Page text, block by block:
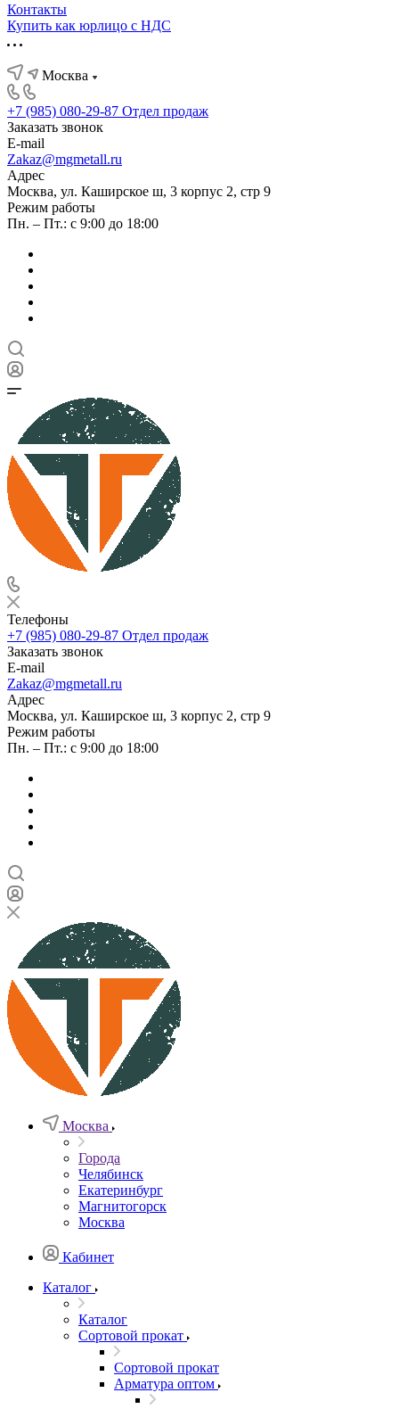
Контакты
Купить как юрлицо с НДС
Москва
+7 (985) 080-29-87 Отдел продаж
Заказать звонок
E-mail
Zakaz@mgmetall.ru
Адрес
Москва, ул. Каширское ш, 3 корпус 2, стр 9
Режим работы
Пн. – Пт.: с 9:00 до 18:00
Телефоны
+7 (985) 080-29-87 Отдел продаж
Заказать звонок
E-mail
Zakaz@mgmetall.ru
Адрес
Москва, ул. Каширское ш, 3 корпус 2, стр 9
Режим работы
Пн. – Пт.: с 9:00 до 18:00
Москва
Города
Челябинск
Екатеринбург
Магнитогорск
Москва
Кабинет
Каталог
Каталог
Сортовой прокат
Сортовой прокат
Арматура оптом